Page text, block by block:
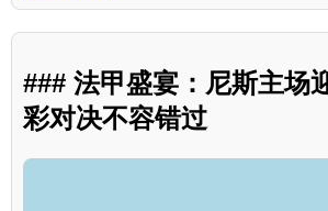
### 法甲盛宴：尼斯主场
彩对决不容错过